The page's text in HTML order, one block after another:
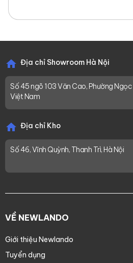
Địa chỉ Showroom Hà Nội
Số 45 ngõ 103 Văn Cao, Phường Ngọc
Việt Nam
Địa chỉ Kho
Số 46, Vĩnh Quỳnh, Thanh Trì, Hà Nội
VỀ NEWLANDO
Giới thiệu Newlando
Tuyển dụng